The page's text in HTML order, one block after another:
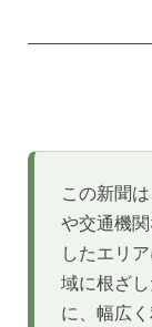
この新聞
や交通機
したエリ
域に根ざ
に、幅広